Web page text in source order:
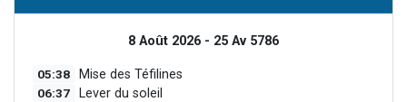
8 Août 2026 - 25 Av 5786
05:38 Mise des Téfilines
06:37 Lever du soleil